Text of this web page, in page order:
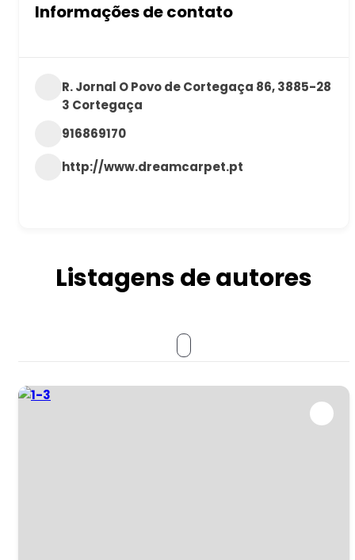
Informações de contato
R. Jornal O Povo de Cortegaça 86, 3885-28
3 Cortegaça
916869170
http://www.dreamcarpet.pt
Listagens de autores